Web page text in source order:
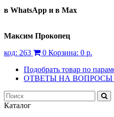
в WhatsApp и в Max
Максим Прокопец
код: 263 0 Корзина: 0 р.
Подобрать товар по
ОТВЕТЫ НА
Каталог